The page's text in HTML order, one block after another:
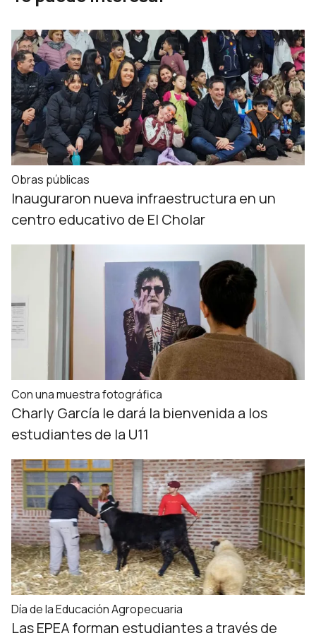
Obras públicas
Inauguraron nueva infraestructura en un
centro educativo de El Cholar
Con una muestra fotográfica
Charly García le dará la bienvenida a los
estudiantes de la U11
Día de la Educación Agropecuaria
Las EPEA forman estudiantes a través de